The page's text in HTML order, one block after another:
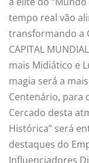
tempo real vão
transformando a
CAPITAL
mais Midiático e
magia será a
Centenário, para
Cercado desta
Histórica” será
destaques do
Influenciadores